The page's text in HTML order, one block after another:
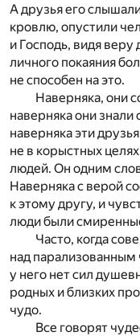
А друзья его
кровлю, опустили
и Господь, видя
личного покаяния
не способен на это.
Наверняка, они
наверняка они
наверняка эти
не в корыстных
людей. Он одним
Наверняка с верой
к этому другу, и
люди были
Часто, когда
над парализованным
у него нет сил
родных и близких
чудо.
Все говорят